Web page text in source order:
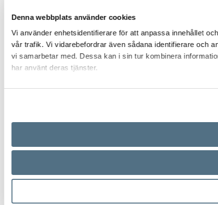
Denna webbplats använder cookies
Vi använder enhetsidentifierare för att anpassa innehållet
vår trafik. Vi vidarebefordrar även sådana identifierare och
vi samarbetar med. Dessa kan i sin tur kombinera
har använt deras tjänster.
Efter drygt 30 år tvingasPizzeria Ferrarii
Henån byta namn. Den italienska biltillverkaren
Ferrari anser att namnet inkräktar på företagets
varumärke och att pizzerian olovligen utnyttjar
bilmärkets anseende. Utöver att byta namn
pizzeria.